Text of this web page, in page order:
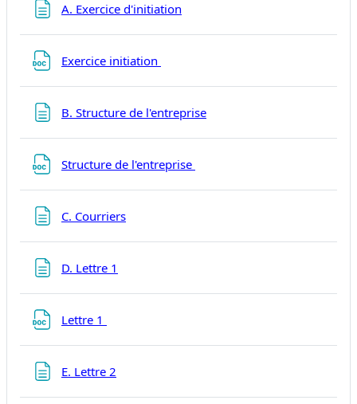
A. Exercice d'initiation
Exercice initiation
B. Structure de l'entreprisePage
Structure de l'entreprise
C. CourriersPage
D. Lettre 1
Lettre 1
E. Lettre 2